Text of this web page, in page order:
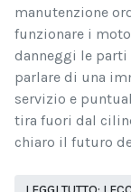
manutenzione
funzionare i
danneggi le parti
parlare di una
servizio e
tira fuori dal
chiaro il futuro